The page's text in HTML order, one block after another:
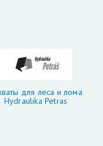
для леса и лома
Hydraulika Petras